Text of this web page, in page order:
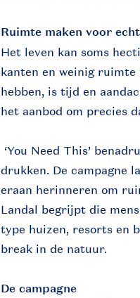
Ruimte maken voor
Het leven kan soms
kanten en weinig ruimte
hebben, is tijd en
het aanbod om precies
‘You Need This’
drukken. De campagne
eraan herinneren om
Landal begrijpt die
type huizen, resorts en
break in de natuur.
De campagne